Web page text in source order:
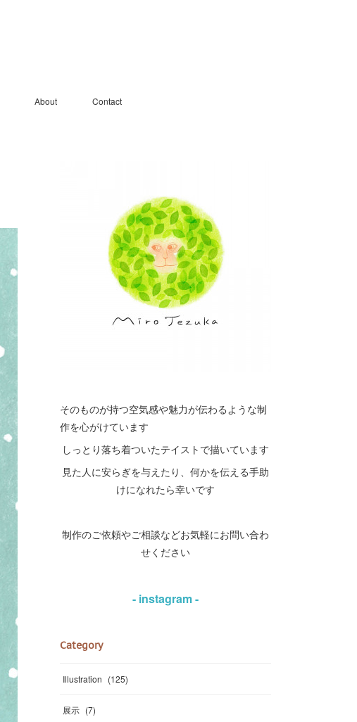
About Contact
そのものが持つ空気感や魅力が伝わるような制
作を心がけています
しっとり落ち着ついたテイストで描いています
見た人に安らぎを与えたり、何かを伝える手助
けになれたら幸いです
制作のご依頼やご相談などお気軽にお問い合わ
せください
- instagram -
Category
Illustration (125)
展示 (7)